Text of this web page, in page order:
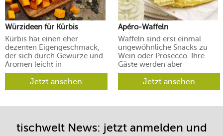
Würzideen für Kürbis
Kürbis hat einen eher
dezenten Eigengeschmack,
der sich durch Gewürze und
Aromen leicht in
verschiedene Richtungen
lenken lässt.Jetzt ansehen
Apéro-Waffeln
Waffeln sind erst einmal
ungewöhnliche Snacks zu
Wein oder Prosecco. Ihre
Gäste werden aber
begeistert sein.
Jetzt ansehen
tischwelt News: jetzt anmelden und